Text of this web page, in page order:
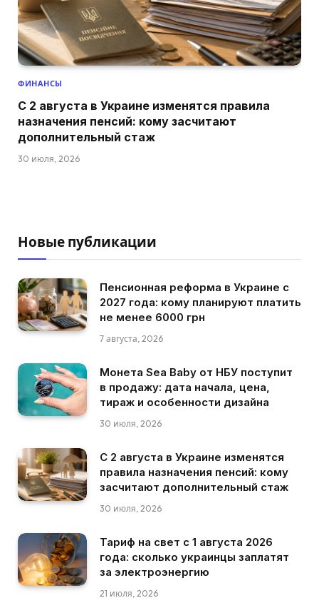
ФИНАНСЫ
С 2 августа в Украине изменятся правила
назначения пенсий: кому засчитают
дополнительный стаж
30 июля, 2026
Новые публикации
Пенсионная реформа в Украине с
2027 года: кому планируют платить
не менее 6000 грн
7 августа, 2026
Монета Sea Baby от НБУ поступит
в продажу: дата начала, цена,
тираж и особенности дизайна
30 июля, 2026
С 2 августа в Украине изменятся
правила назначения пенсий: кому
засчитают дополнительный стаж
30 июля, 2026
Тариф на свет с 1 августа 2026
года: сколько украинцы заплатят
за электроэнергию
21 июля, 2026